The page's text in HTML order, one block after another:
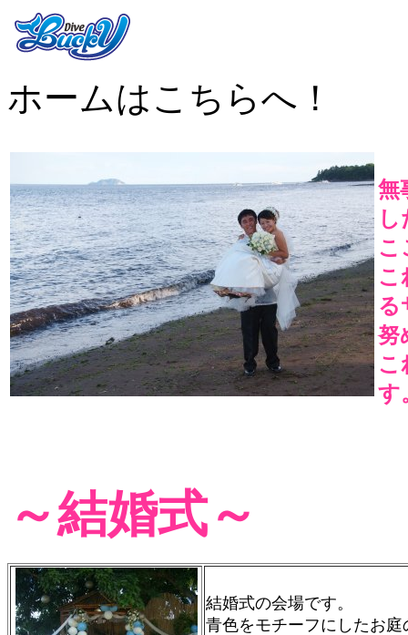
ホームはこちらへ！
無
し
こ
こ
る
努
こ
す
～結婚式～
結婚式の会場です。
青色をモチーフにしたお庭